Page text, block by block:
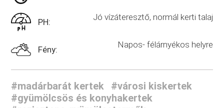
PH: Jó vízáteresztő, normál kerti talaj
Fény: Napos- félárnyékos helyre
#madárbarát kertek
#városi kiskertek
#gyümölcsös és konyhakertek